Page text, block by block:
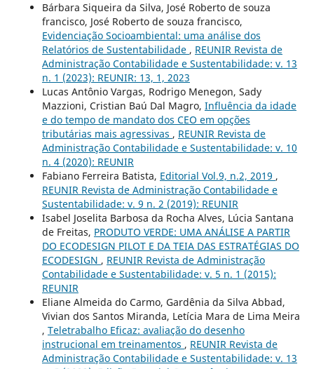
Bárbara Siqueira da Silva, José Roberto de souza
francisco, José Roberto de souza francisco,
Evidenciação Socioambiental: uma análise dos
Relatórios de Sustentabilidade , REUNIR Revista de
Administração Contabilidade e Sustentabilidade: v. 13
n. 1 (2023): REUNIR: 13, 1, 2023
Lucas Antônio Vargas, Rodrigo Menegon, Sady
Mazzioni, Cristian Baú Dal Magro, Influência da idade
e do tempo de mandato dos CEO em opções
tributárias mais agressivas , REUNIR Revista de
Administração Contabilidade e Sustentabilidade: v. 10
n. 4 (2020): REUNIR
Fabiano Ferreira Batista, Editorial Vol.9, n.2, 2019 ,
REUNIR Revista de Administração Contabilidade e
Sustentabilidade: v. 9 n. 2 (2019): REUNIR
Isabel Joselita Barbosa da Rocha Alves, Lúcia Santana
de Freitas, PRODUTO VERDE: UMA ANÁLISE A PARTIR
DO ECODESIGN PILOT E DA TEIA DAS ESTRATÉGIAS DO
ECODESIGN , REUNIR Revista de Administração
Contabilidade e Sustentabilidade: v. 5 n. 1 (2015):
REUNIR
Eliane Almeida do Carmo, Gardênia da Silva Abbad,
Vivian dos Santos Miranda, Letícia Mara de Lima Meira
, Teletrabalho Eficaz: avaliação do desenho
instrucional em treinamentos , REUNIR Revista de
Administração Contabilidade e Sustentabilidade: v. 13